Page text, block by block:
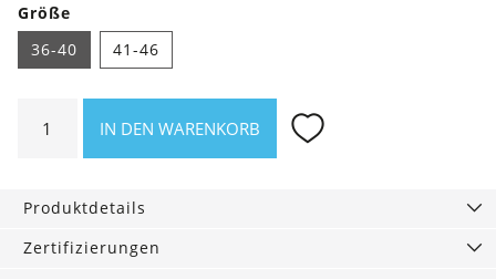
Größe
36-40
41-46
Mountain
IN DEN WARENKORB
Produktdetails
Zertifizierungen